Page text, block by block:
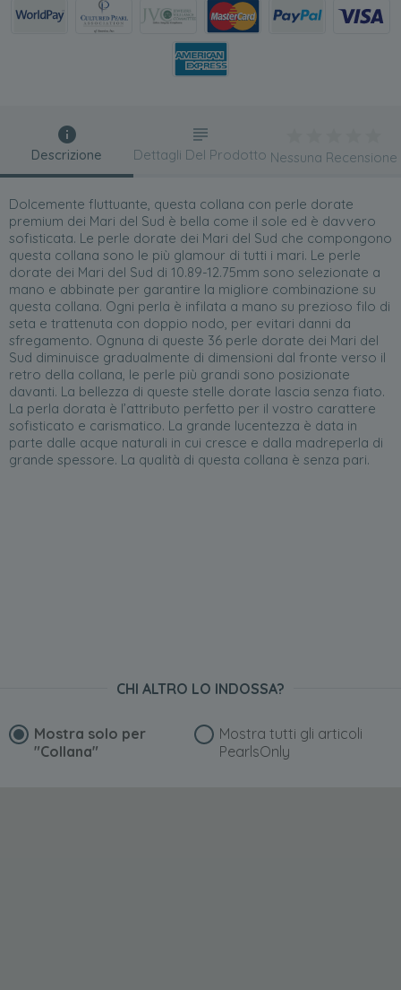
Descrizione
Dolcemente fluttuante, questa collana con perle dorate
premium dei Mari del Sud è bella come il sole ed è davvero
sofisticata. Le perle dorate dei Mari del Sud che compongono
questa collana sono le più glamour di tutti i mari. Le perle
dorate dei Mari del Sud di 10.89-12.75mm sono selezionate a
mano e abbinate per garantire la migliore combinazione su
questa collana. Ogni perla è infilata a mano su prezioso filo di
seta e trattenuta con doppio nodo, per evitari danni da
sfregamento. Ognuna di queste 36 perle dorate dei Mari del
Sud diminuisce gradualmente di dimensioni dal fronte verso il
retro della collana, le perle più grandi sono posizionate
davanti. La bellezza di queste stelle dorate lascia senza fiato.
La perla dorata è l’attributo perfetto per il vostro carattere
sofisticato e carismatico. La grande lucentezza è data in
parte dalle acque naturali in cui cresce e dalla madreperla di
grande spessore. La qualità di questa collana è senza pari.
Dettagli Del Prodotto Nessuna Recensione
CHI ALTRO LO INDOSSA?
Mostra solo per
"Collana"
Mostra tutti gli articoli
PearlsOnly